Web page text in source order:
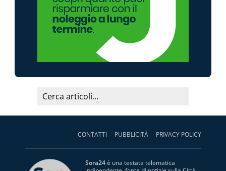
CONTATTI PUBBLICITÀ PRIVACY POLICY
Sora24è una testata telematica